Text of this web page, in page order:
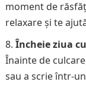
moment de
relaxare și te
Încheie ziua
Înainte de
sau a scrie într-